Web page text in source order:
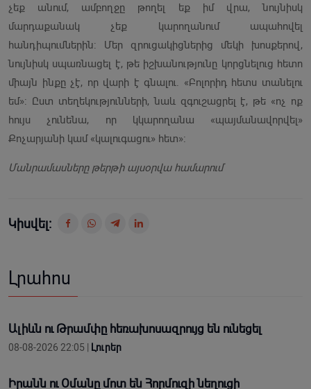
չեք անում, ամբողջը թողել եք իմ վրա, նույնիսկ
մարդաքանակ չեք կարողանում ապահովել
հանդիպումներին: Մեր զրուցակիցներից մեկի խոսքերով,
նույնիսկ սպառնացել է, թե իշխանությունը կորցնելուց հետո
միայն ինքը չէ, որ վարի է գնալու. «Բոլորիդ հետս տանելու
եմ»: Ըստ տեղեկությունների, նաև զգուշացրել է, թե «ոչ ոք
հույս չունենա, որ կկարողանա «պայմանավորվել»
Քոչարյանի կամ «կալուգացու» հետ»։
Մանրամասները թերթի այսօրվա համարում
Կիսվել:
Լրահոս
Ալիևն ու Թրամփը հեռախոսազրույց են ունեցել
08-08-2026 22:05 | Լուրեր
Իրանն ու Օմանը մոտ են Հորմուզի նեղուցի